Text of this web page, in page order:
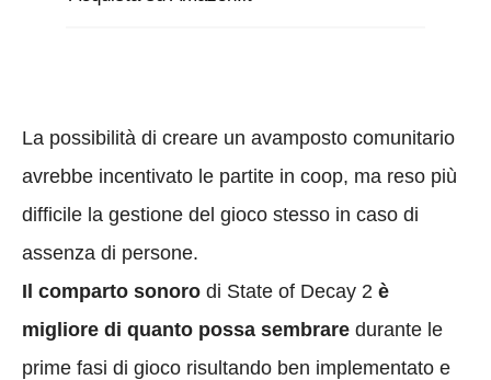
La possibilità di creare un avamposto comunitario
avrebbe incentivato le partite in coop, ma reso più
difficile la gestione del gioco stesso in caso di
assenza di persone.
Il comparto sonoro di State of Decay 2 è
migliore di quanto possa sembrare durante le
prime fasi di gioco risultando ben implementato e